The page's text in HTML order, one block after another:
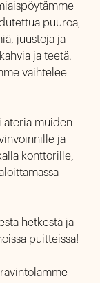
puuroa,
juustoja ja
ja teetä.
vaihtelee
ateria muiden
ja
konttorille,
hetkestä ja
puitteissa!
ravintolamme